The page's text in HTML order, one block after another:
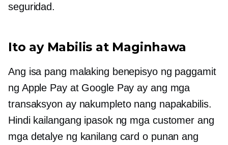
seguridad.
Ito ay Mabilis at Maginhawa
Ang isa pang malaking benepisyo ng paggamit
ng Apple Pay at Google Pay ay ang mga
transaksyon ay nakumpleto nang napakabilis.
Hindi kailangang ipasok ng mga customer ang
mga detalye ng kanilang card o punan ang